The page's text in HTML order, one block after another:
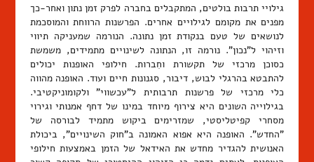
גילויי תרבות בולטים, המתקבלים בחברה לפרק זמן נתון ואחר-כך
מפנים את מקומם לגילויים אחרים. הפרשנות הרווחת והמוסכמת
לנושאים של טעם בנקודת זמן נתונה. הנורמה שמעניקה תיווי
וזיהוי ל"נכון". נורמה זו, הנתונה לשינויים מתמידים, משמשת
כסוכן מרכזי של תקשורת וחִברות. חילופי האופנות יכולים
להתבטא בהרגלי לבוש, דיבור, סגנונות חיים ועוד. האופנה מהווה
כלי מרכזי של פרשנות תרבותית ל"עכשווי" ולקומוניקטיבי.
בגילוייה השונים היא צירוף מיוחד במינו של דחף אמנותי וגירוי
מסחרי קפיטליסטי, שמזרימים ביקוש מתמיד לבורסה של
"החדש". האופנה היא אפוא האמונה ב"חוק השינויים", ביכולת
האנושית להגדיר מחדש את האידאל של הזמן באמצעות חילופי